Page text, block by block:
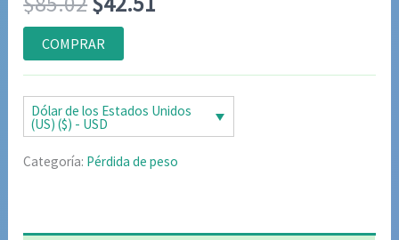
5 en base
a
valoraciones
de clientes
precio
original
era:
$85.02.
actual
es:
$42.51.
COMPRAR
Dólar de los Estados Unidos
(US) ($) - USD
Categoría: Pérdida de peso